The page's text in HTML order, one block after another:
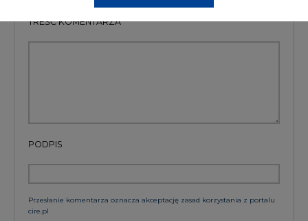
TREŚĆ KOMENTARZA
PODPIS
Przesłanie komentarza oznacza akceptację zasad korzystania z portalu
cire.pl